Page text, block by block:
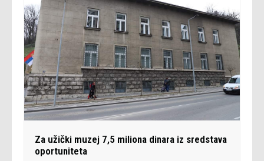
Za užički muzej 7,5 miliona dinara iz sredstava
oportuniteta